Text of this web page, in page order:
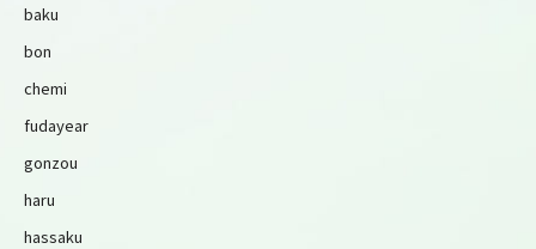
baku
bon
chemi
fudayear
gonzou
haru
hassaku